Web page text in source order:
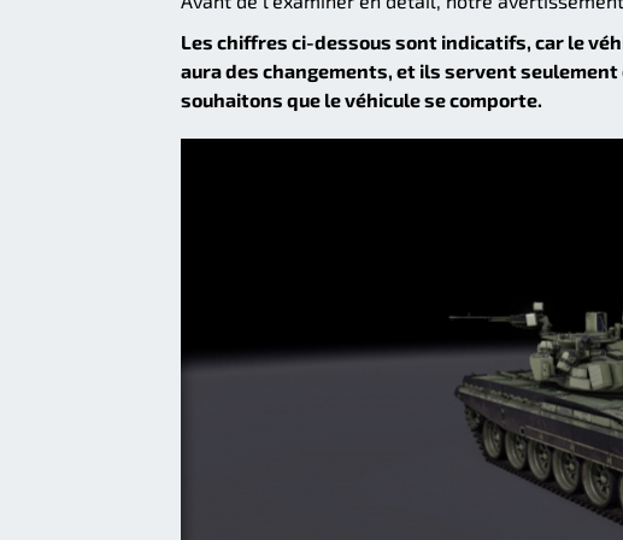
Les chiffres ci-dessous sont indicatifs, car le
aura des changements, et ils servent
souhaitons que le véhicule se comporte.